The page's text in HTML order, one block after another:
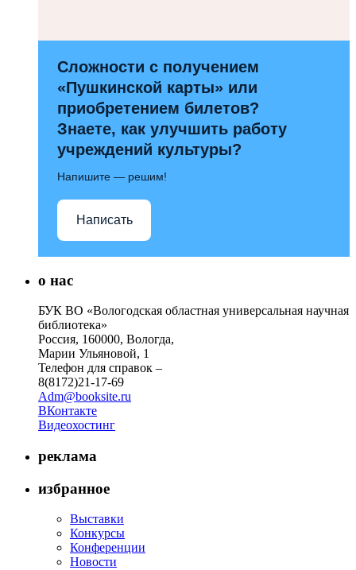
Сложности с получением
«Пушкинской карты» или
приобретением билетов?
Знаете, как улучшить работу
учреждений культуры?
Напишите — решим!
Написать
о нас
БУК ВО «Вологодская областная универсальная научная
библиотека»
Россия, 160000, Вологда,
Марии Ульяновой, 1
Телефон для справок –
8(8172)21-17-69
Adm@booksite.ru
ВКонтакте
Видеохостинг
реклама
избранное
Выставки
Конкурсы
Конференции
Новости